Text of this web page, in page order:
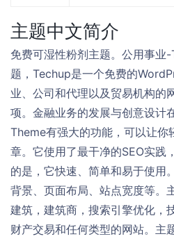
主题中文简介
免费可湿性粉剂主题。公用事业
题，Techup是一个免费的
业、公司和代理以及贸易机构的
项。金融业务的发展与创意设计
Theme有强大的功能，可以让你
章。它使用了最干净的SEO实践
的是，它快速、简单和易于使用
背景、页面布局、站点宽度等。
建筑，建筑商，搜索引擎优化，
财产交易和任何类型的网站。主